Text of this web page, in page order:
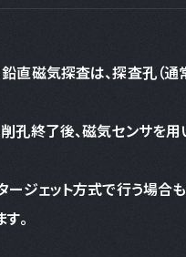
磁気探査は、探査孔（通
孔終了後、磁気センサを用
ジェット方式で行う場合も
。